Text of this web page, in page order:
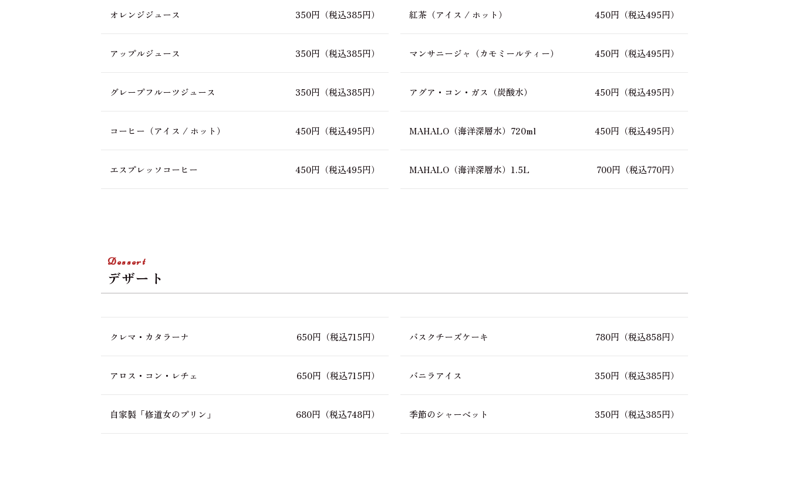
オレンジジュース 350円 （税込385円）
アップルジュース 350円 （税込385円）
グレープフルーツジュース 350円 （税込385円）
コーヒー（アイス / ホット） 450円 （税込495円）
エスプレッソコーヒー 450円 （税込495円）
紅茶（アイス / ホット） 450円 （税込495円）
マンサニージャ （カモミールティー） 450円 （税込495円）
アグア・コン・ガス（炭酸水） 450円 （税込495円）
MAHALO（海洋深層水）720ml 450円 （税込495円）
MAHALO（海洋深層水）1.5L 700円 （税込770円）
Dessert
デザート
クレマ・カタラーナ 650円 （税込715円）
アロス・コン・レチェ 650円 （税込715円）
自家製「修道女のプリン」 680円 （税込748円）
バスクチーズケーキ 780円 （税込858円）
バニラアイス 350円 （税込385円）
季節のシャーベット 350円 （税込385円）